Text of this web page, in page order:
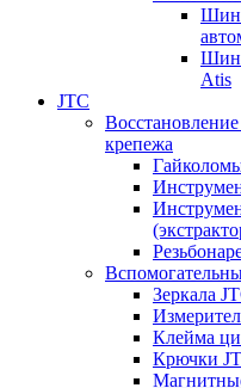
Atis
JTC
крепежа
Зеркала
Клейма
Крючки